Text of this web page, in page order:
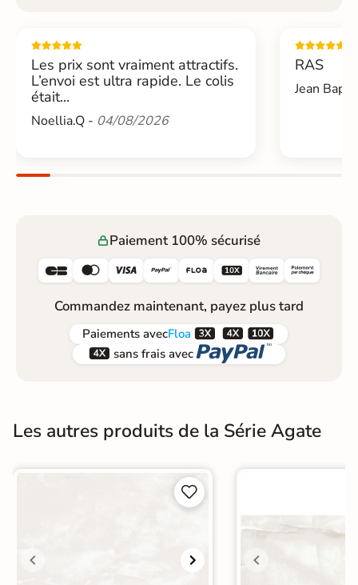
Les prix sont vraiment attractifs.
L’envoi est ultra rapide. Le colis
était...
Noellia.Q - 04/08/2026
RAS
Jean
Paiement 100% sécurisé
     
Commandez maintenant, payez plus tard
Paiements avecFloa  
 sans frais avec 
Les autres produits de la Série Agate

